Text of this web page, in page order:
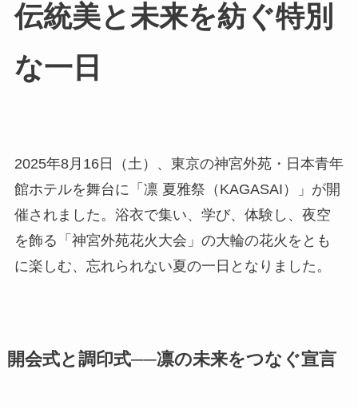
伝統美と未来を紡ぐ特別
な一日
2025年8月16日（土）、東京の神宮外苑・日本青年
館ホテルを舞台に「凛 夏雅祭（KAGASAI）」が開
催されました。浴衣で集い、学び、体験し、夜空
を飾る「神宮外苑花火大会」の大輪の花火をとも
に楽しむ、忘れられない夏の一日となりました。
開会式と調印式──凛の未来をつなぐ宣言